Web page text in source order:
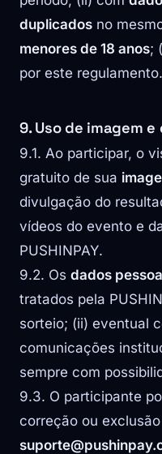
duplicados no
menores de 18 anos;
por este regulamento.
9. Uso de imagem e
9.1. Ao participar, o
gratuito de sua
divulgação do
vídeos do evento e
PUSHINPAY.
9.2. Os dados
tratados pela
sorteio; (ii) eventual
comunicações
sempre com
9.3. O participante
correção ou